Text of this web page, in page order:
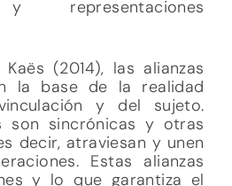
representaciones
(2014), las alianzas
la base de la realidad
y del sujeto.
son sincrónicas y otras
decir, atraviesan y unen
Estas alianzas
y lo que garantiza el